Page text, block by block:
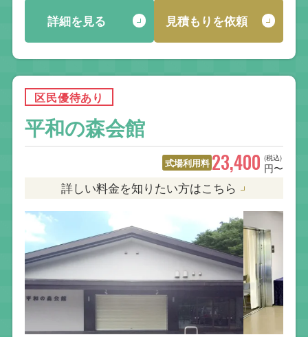
詳細を見る 見積もりを依頼
区民優待あり
平和の森会館
式場利用料 (税込)
23,400 円〜
詳しい料金を知りたい方はこちら